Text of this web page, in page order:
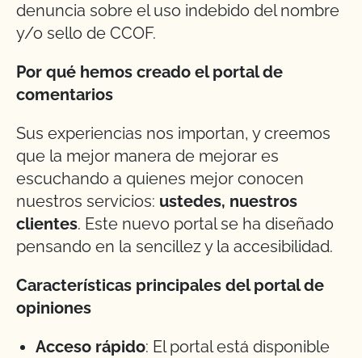
denuncia sobre el uso indebido del nombre
y/o sello de CCOF.
Por qué hemos creado el portal de
comentarios
Sus experiencias nos importan, y creemos
que la mejor manera de mejorar es
escuchando a quienes mejor conocen
nuestros servicios: ustedes, nuestros
clientes. Este nuevo portal se ha diseñado
pensando en la sencillez y la accesibilidad.
Características principales del portal de
opiniones
Acceso rápido: El portal está disponible